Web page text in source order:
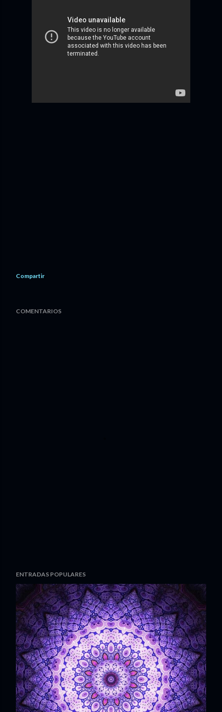
Compartir
COMENTARIOS
ENTRADAS POPULARES